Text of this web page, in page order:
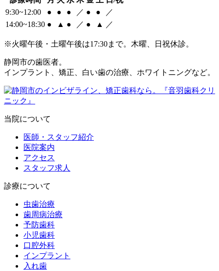
9:30~12:00
● ● ● ／ ● ●
／
14:00~18:30 ● ▲ ● ／ ● ▲ ／
※火曜午後・土曜午後は17:30まで。木曜、日祝休診。
静岡市の歯医者。
インプラント、矯正、白い歯の治療、ホワイトニングなど。
当院について
医師・スタッフ紹介
医院案内
アクセス
スタッフ求人
診療について
虫歯治療
歯周病治療
予防歯科
小児歯科
口腔外科
インプラント
入れ歯